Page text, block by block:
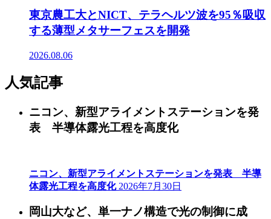
東京農工大とNICT、テラヘルツ波を95％吸収
する薄型メタサーフェスを開発
2026.08.06
人気記事
ニコン、新型アライメントステーションを発
表 半導体露光工程を高度化
ニコン、新型アライメントステーションを発表 半導
体露光工程を高度化 2026年7月30日
岡山大など、単一ナノ構造で光の制御に成